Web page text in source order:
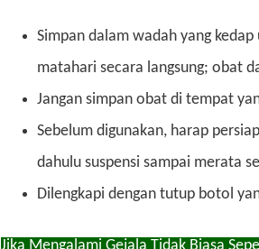
Simpan dalam wadah yang
matahari secara langsung; obat
Jangan simpan obat di tempat
Sebelum digunakan, harap
dahulu suspensi sampai merata
Dilengkapi dengan tutup botol
Jika Mengalami Gejala Tidak Biasa